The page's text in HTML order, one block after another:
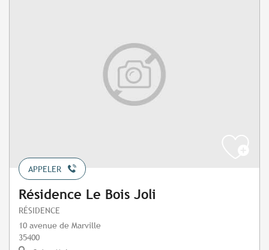
APPELER
Résidence Le Bois Joli
RÉSIDENCE
10 avenue de Marville
35400